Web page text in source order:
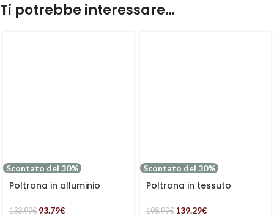
Ti potrebbe interessare…
Scontato del 30%
Poltrona in alluminio
PVC marrone
133.99€ 93.79€
Scontato del 30%
Poltrona in tessuto
198.99€ 139.29€